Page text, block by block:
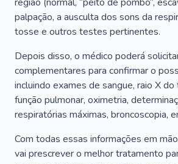
palpação, a ausculta dos sons da
tosse e outros testes pertinentes.
Depois disso, o médico poderá
complementares para confirmar o
incluindo exames de sangue, raio X
função pulmonar, oximetria,
respiratórias máximas, broncoscopia,
Com todas essas informações em
vai prescrever o melhor tratamento